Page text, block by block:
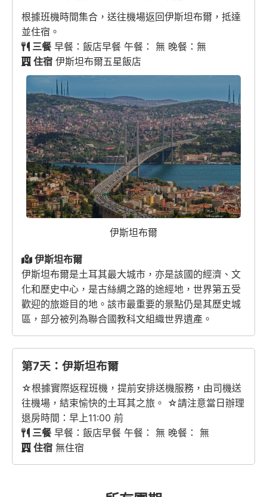
根據班機時間集合，送往機場返回伊斯坦布爾，抵達
並住宿。
三餐早餐：飯店早餐 午餐： 無 晚餐：無
住宿 伊斯坦布爾五星飯店
伊斯坦布爾
伊斯坦布爾
伊斯坦布爾是土耳其最大城市，亦是該國的經濟、文
化和歷史中心，是古絲綢之路的途經地，世界第五受
歡迎的旅遊目的地。該市最重要的景點仍是其歷史城
區，部分被列為聯合國教科文組織世界遺產。
第7天：伊斯坦布爾
☆根據實際返程班機，提前安排送機服務，由司機送
往機場，結束愉快的土耳其之旅。 ☆請注意當日辦理
退房時間：早上11:00 前
三餐早餐：飯店早餐 午餐： 無 晚餐： 無
住宿 無住宿